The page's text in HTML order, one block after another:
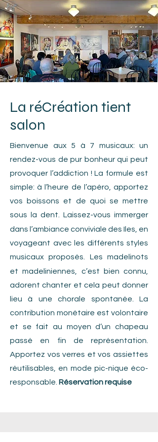
La réCréation tient
salon
Bienvenue aux 5 à 7 musicaux: un
rendez-vous de pur bonheur qui peut
provoquer l’addiction ! La formule est
simple: à l’heure de l’apéro, apportez
vos boissons et de quoi se mettre
sous la dent.
Laissez-vous immerger
dans l’ambiance conviviale des Iles, en
voyageant avec les différents styles
musicaux proposés.
Les madelinots
et madeliniennes, c’est bien connu,
adorent chanter et cela peut donner
lieu à une chorale spontanée. La
contribution monétaire est volontaire
et se fait au moyen d’un chapeau
passé en fin de représentation.
Apportez vos verres et vos assiettes
réutilisables, en mode pic-nique éco-
responsable. Réservation requise